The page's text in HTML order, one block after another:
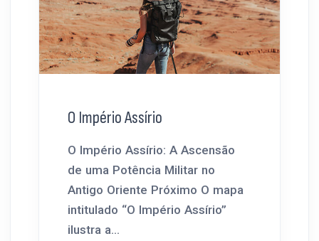
O Império Assírio
O Império Assírio: A Ascensão
de uma Potência Militar no
Antigo Oriente Próximo O mapa
intitulado “O Império Assírio”
ilustra a...